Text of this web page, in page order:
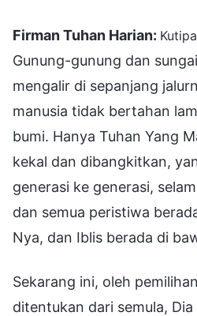
Firman Tuhan Harian:
Gunung-gunung dan
mengalir di sepanjang
manusia tidak bertahan
bumi. Hanya Tuhan Yang
kekal dan dibangkitkan,
generasi ke generasi,
dan semua peristiwa
Nya, dan Iblis berada di
Sekarang ini, oleh
ditentukan dari semula,